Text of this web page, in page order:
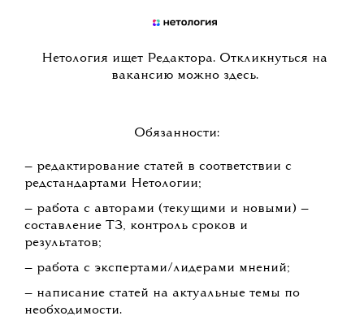
Нетология ищет Редактора. Откликнуться на
вакансию можно здесь.
Обязанности:
— редактирование статей в соответствии с
редстандартами Нетологии;
— работа с авторами (текущими и новыми) —
составление ТЗ, контроль сроков и
результатов;
— работа с экспертами/лидерами мнений;
— написание статей на актуальные темы по
необходимости.